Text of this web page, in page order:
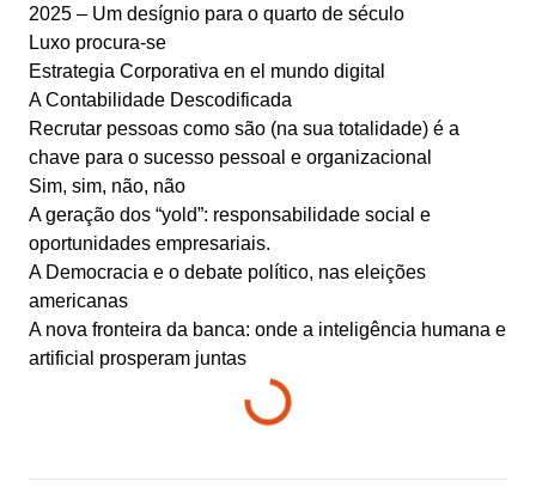
2025 – Um desígnio para o quarto de século
Luxo procura-se
Estrategia Corporativa en el mundo digital
A Contabilidade Descodificada
Recrutar pessoas como são (na sua totalidade) é a
chave para o sucesso pessoal e organizacional
Sim, sim, não, não
A geração dos “yold”: responsabilidade social e
oportunidades empresariais.
A Democracia e o debate político, nas eleições
americanas
A nova fronteira da banca: onde a inteligência humana e
artificial prosperam juntas